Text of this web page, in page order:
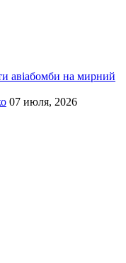
авіабомби на мирний
07 июля, 2026